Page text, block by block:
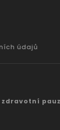
údajů
zdravotní